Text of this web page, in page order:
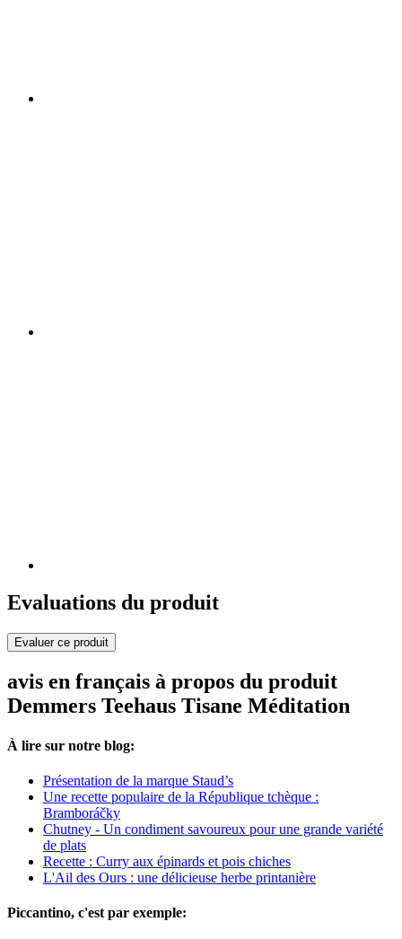
Evaluations du produit
Evaluer ce produit
avis en français à propos du produit
Demmers Teehaus Tisane Méditation
À lire sur notre blog:
Présentation de la marque Staud’s
Une recette populaire de la République tchèque :
Bramboráčky
Chutney - Un condiment savoureux pour une grande variété
de plats
Recette : Curry aux épinards et pois chiches
L'Ail des Ours : une délicieuse herbe printanière
Piccantino, c'est par exemple: